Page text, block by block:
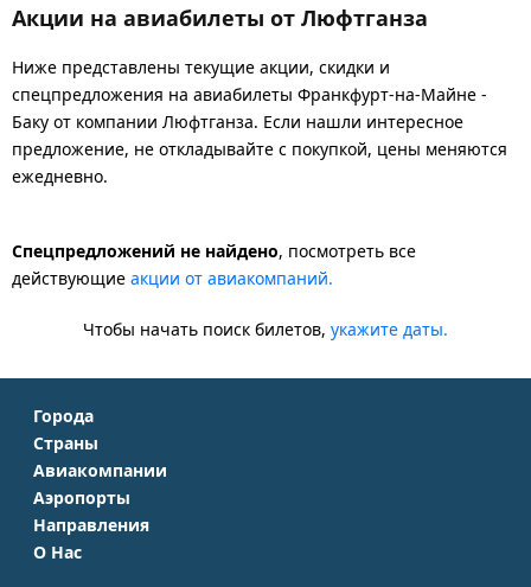
Акции на авиабилеты от Люфтганза
Ниже представлены текущие акции, скидки и
спецпредложения на авиабилеты Франкфурт-на-Майне -
Баку от компании Люфтганза. Если нашли интересное
предложение, не откладывайте с покупкой, цены меняются
ежедневно.
Спецпредложений не найдено, посмотреть все
действующие акции от авиакомпаний.
Чтобы начать поиск билетов, укажите даты.
Города
Москва
Санкт-Петербург
Симферополь
Краснодар
Страны
Крым
Турция
Таиланд
Авиакомпании
Аэрофлот
S7 Airlines
Аэропорты
Домодедово
Шереметьево
Направления
Москва - Сочи
О Нас